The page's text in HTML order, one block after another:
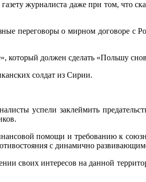
журналиста даже при том, что
переговоры о мирном договоре с
который должен сделать «Польшу
солдат из Сирии.
успели заклеймить
помощи и требованию к
с динамично
своих интересов на данной